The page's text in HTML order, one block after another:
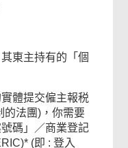
東主持有的「個
體提交僱主報税
的法團)，你需要
碼」／商業登記
(即 : 登入